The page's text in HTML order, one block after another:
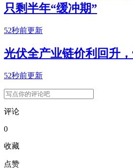
只剩半年“缓冲期”
52秒前更新
光伏全产业链价利回升
52秒前更新
评论
0
收藏
点赞